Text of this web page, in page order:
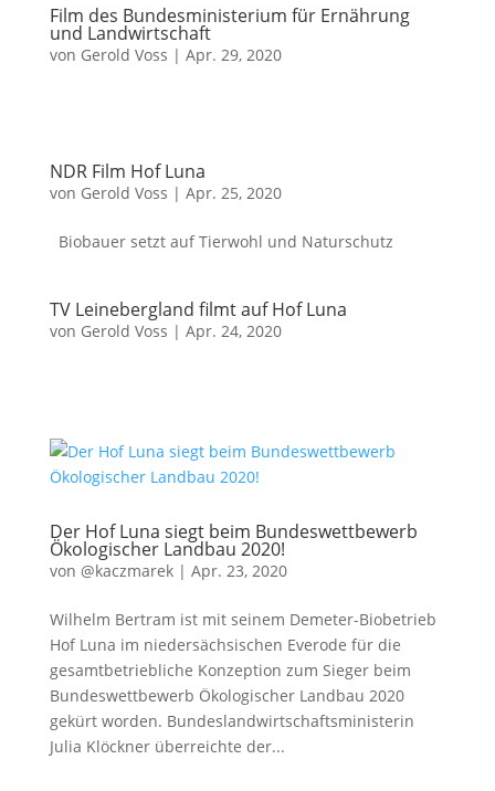
Film des Bundesministerium für Ernährung
und Landwirtschaft
von Gerold Voss | Apr. 29, 2020
NDR Film Hof Luna
von Gerold Voss | Apr. 25, 2020
Biobauer setzt auf Tierwohl und Naturschutz
TV Leinebergland filmt auf Hof Luna
von Gerold Voss | Apr. 24, 2020
Der Hof Luna siegt beim Bundeswettbewerb
Ökologischer Landbau 2020!
von @kaczmarek| Apr. 23, 2020
Wilhelm Bertram ist mit seinem Demeter-Biobetrieb
Hof Luna im niedersächsischen Everode für die
gesamtbetriebliche Konzeption zum Sieger beim
Bundeswettbewerb Ökologischer Landbau 2020
gekürt worden. Bundeslandwirtschaftsministerin
Julia Klöckner überreichte der...